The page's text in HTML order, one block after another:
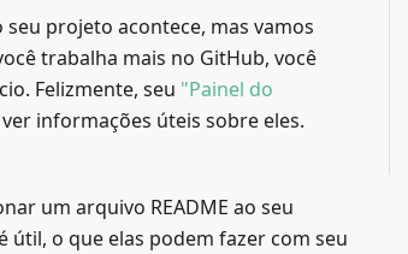
projeto acontece, mas vamos
trabalha mais no GitHub, você
Felizmente, seu "Painel do
informações úteis sobre eles.
um arquivo README ao seu
o que elas podem fazer com seu